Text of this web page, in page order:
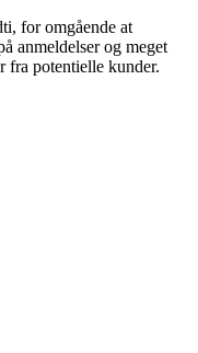
for omgående at
anmeldelser og meget
fra potentielle kunder.